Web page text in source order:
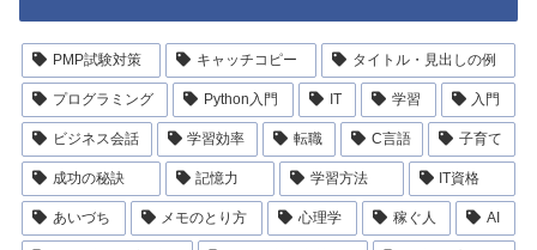
PMP試験対策 キャッチコピー タイトル・見出しの例
プログラミング Python入門 IT 学習 入門
ビジネス会話 学習効率 転職 C言語 子育て
成功の秘訣 記憶力 学習方法 IT資格
あいづち メモのとり方 心理学 稼ぐ人 AI